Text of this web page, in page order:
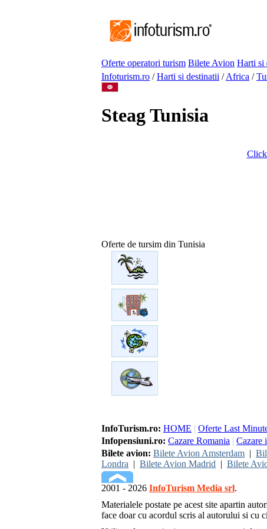
Oferte operatori turism Bilete Avion Harti si
Infoturism.ro /Harti si destinatii /Africa /
Steag Tunisia
Oferte de tursim din Tunisia
InfoTurism.ro: HOME | Oferte Last
Infopensiuni.ro: Cazare Romania | Cazare
Bilete avion: Bilete Avion Amsterdam |
Londra | Bilete Avion Madrid | Bilete
2001 - 2026 InfoTurism Media srl.
Materialele postate pe acest site apartin
face doar cu acordul scris al autorului si cu